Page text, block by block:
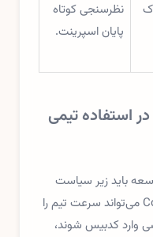
نظرسنجی کوتاه
پایان اسپرینت.
استفاده تیمی
باید زیر سیاست
امنیتی سازمان استفاده شود. Copilot می‌تواند سرعت تیم را
وارد کدبیس شوند،